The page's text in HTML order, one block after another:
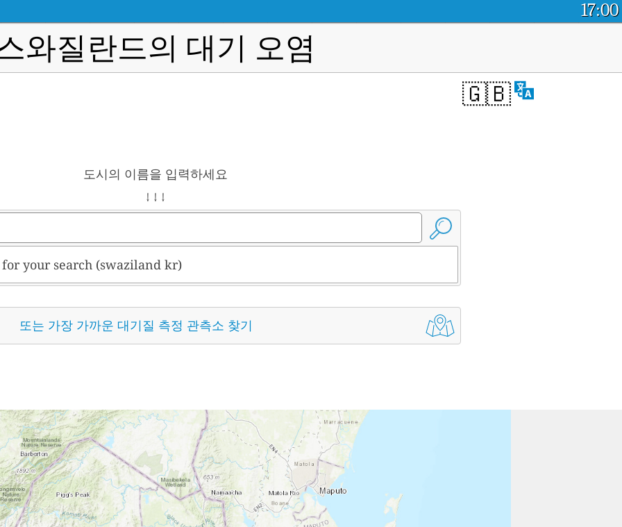
17:00
와질란드의 대기 오염
🇬🇧
도시의 이름을 입력하세요
↓ ↓ ↓
your search (swaziland kr)
또는 가장 가까운 대기질 측정 관측소 찾기